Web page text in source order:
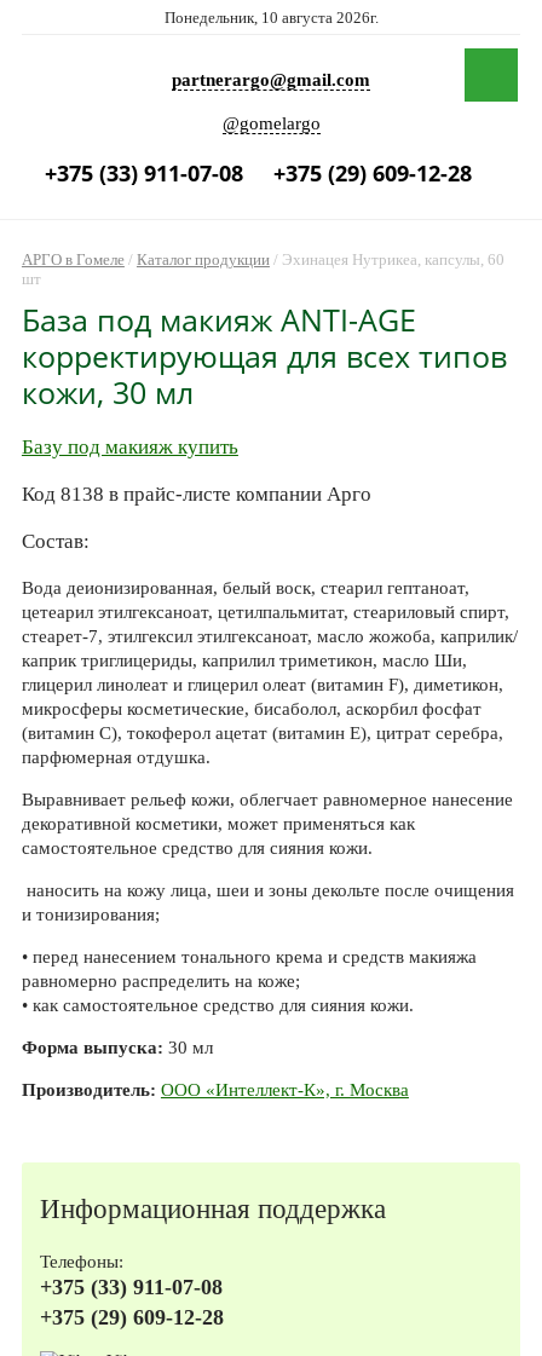
Понедельник, 10 августа 2026г.
partnerargo@gmail.com
@gomelargo
+375 (33) 911-07-08 +375 (29) 609-12-28
АРГО в Гомеле/ Каталог продукции/ Эхинацея Нутрикеа, капсулы, 60
шт
База под макияж ANTI-AGE
корректирующая для всех типов
кожи, 30 мл
Базу под макияж купить
Код 8138 в прайс-листе компании Арго
Состав:
Вода деионизированная, белый воск, стеарил гептаноат,
цетеарил этилгексаноат, цетилпальмитат, стеариловый спирт,
стеарет-7, этилгексил этилгексаноат, масло жожоба, каприлик/
каприк триглицериды, каприлил триметикон, масло Ши,
глицерил линолеат и глицерил олеат (витамин F), диметикон,
микросферы косметические, бисаболол, аскорбил фосфат
(витамин С), токоферол ацетат (витамин Е), цитрат серебра,
парфюмерная отдушка.
Выравнивает рельеф кожи, облегчает равномерное нанесение
декоративной косметики, может применяться как
самостоятельное средство для сияния кожи.
наносить на кожу лица, шеи и зоны декольте после очищения
и тонизирования;
• перед нанесением тонального крема и средств макияжа
равномерно распределить на коже;
• как самостоятельное средство для сияния кожи.
Форма выпуска: 30 мл
Производитель: ООО «Интеллект-К», г. Москва
Информационная поддержка
Телефоны:
+375 (33) 911-07-08
+375 (29) 609-12-28